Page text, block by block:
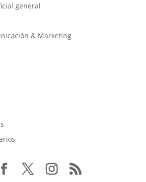
general
& Marketing